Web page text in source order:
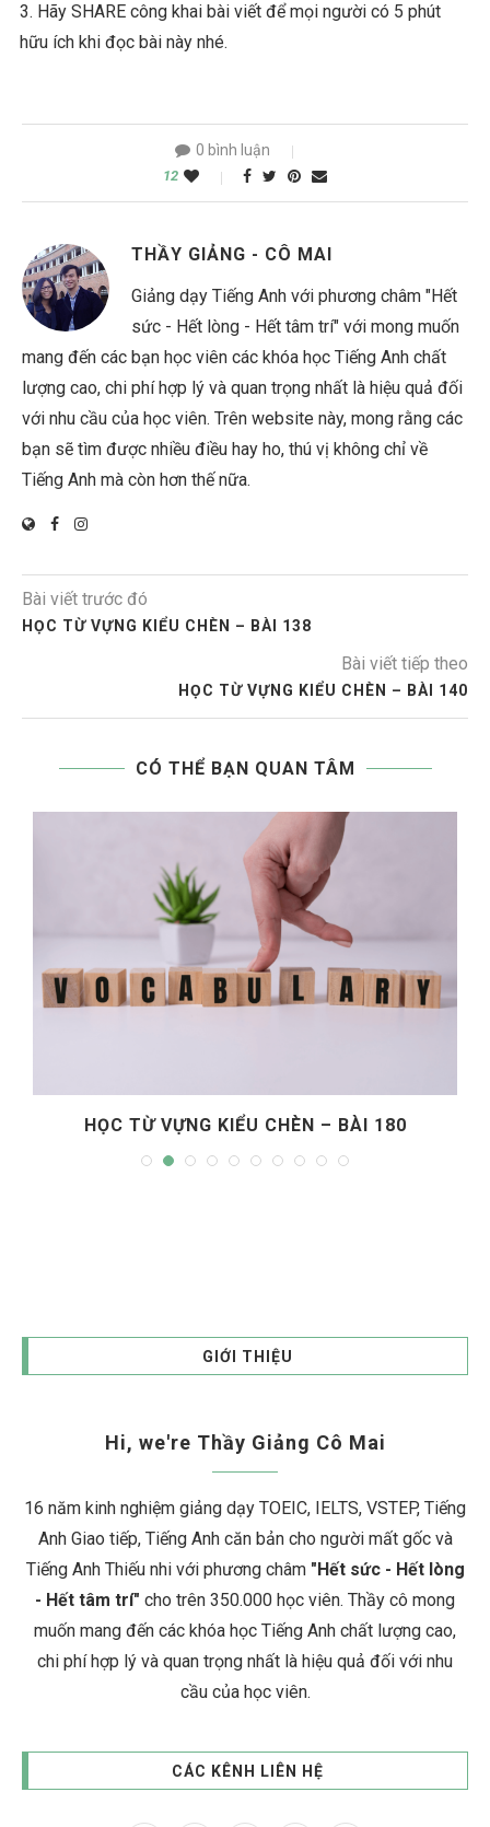
3. Hãy SHARE công khai bài viết để mọi người có 5 phút
hữu ích khi đọc bài này nhé.
0 bình luận
12
THẦY GIẢNG - CÔ MAI
Giảng dạy Tiếng Anh với phương châm "Hết
sức - Hết lòng - Hết tâm trí" với mong muốn
mang đến các bạn học viên các khóa học Tiếng Anh chất
lượng cao, chi phí hợp lý và quan trọng nhất là hiệu quả đối
với nhu cầu của học viên. Trên website này, mong rằng các
bạn sẽ tìm được nhiều điều hay ho, thú vị không chỉ về
Tiếng Anh mà còn hơn thế nữa.
Bài viết trước đó
HỌC TỪ VỰNG KIỂU CHÈN – BÀI 138
Bài viết tiếp theo
HỌC TỪ VỰNG KIỂU CHÈN – BÀI 140
CÓ THỂ BẠN QUAN TÂM
HỌC TỪ VỰNG KIỂU CHÈN – BÀI 180
GIỚI THIỆU
Hi, we're Thầy Giảng Cô Mai
16 năm kinh nghiệm giảng dạy TOEIC, IELTS, VSTEP, Tiếng
Anh Giao tiếp, Tiếng Anh căn bản cho người mất gốc và
Tiếng Anh Thiếu nhi với phương châm "Hết sức - Hết lòng
- Hết tâm trí" cho trên 350.000 học viên. Thầy cô mong
muốn mang đến các khóa học Tiếng Anh chất lượng cao,
chi phí hợp lý và quan trọng nhất là hiệu quả đối với nhu
cầu của học viên.
CÁC KÊNH LIÊN HỆ